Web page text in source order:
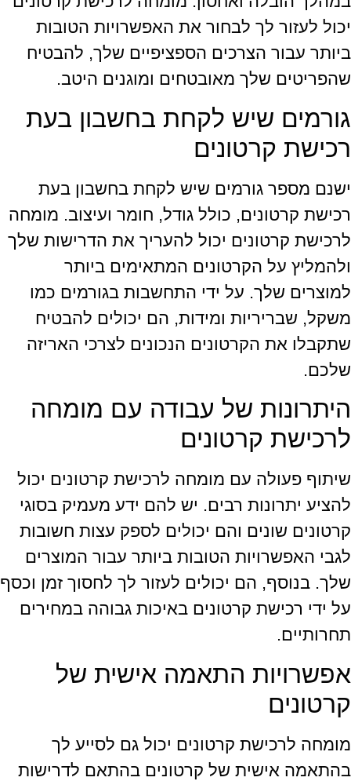
יכול לעזור לך לבחור את האפשרויות הטובות
ביותר עבור הצרכים הספציפיים שלך, להבטיח
שהפריטים שלך מאובטחים ומוגנים היטב.
גורמים שיש לקחת בחשבון בעת
רכישת קרטונים
ישנם מספר גורמים שיש לקחת בחשבון בעת
רכישת קרטונים, כולל גודל, חומר ועיצוב. מומחה
לרכישת קרטונים יכול להעריך את הדרישות שלך
ולהמליץ על הקרטונים המתאימים ביותר
למוצרים שלך. על ידי התחשבות בגורמים כמו
משקל, שבריריות ומידות, הם יכולים להבטיח
שתקבלו את הקרטונים הנכונים לצרכי האריזה
שלכם.
היתרונות של עבודה עם מומחה
לרכישת קרטונים
שיתוף פעולה עם מומחה לרכישת קרטונים יכול
להציע יתרונות רבים. יש להם ידע מעמיק בסוגי
קרטונים שונים והם יכולים לספק עצות חשובות
לגבי האפשרויות הטובות ביותר עבור המוצרים
שלך. בנוסף, הם יכולים לעזור לך לחסוך זמן וכסף
על ידי רכישת קרטונים באיכות גבוהה במחירים
תחרותיים.
אפשרויות התאמה אישית של
קרטונים
מומחה לרכישת קרטונים יכול גם לסייע לך
בהתאמה אישית של קרטונים בהתאם לדרישות